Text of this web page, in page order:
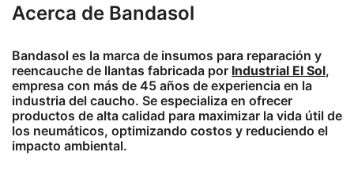
Acerca de Bandasol
Bandasol es la marca de insumos para reparación y
reencauche de llantas fabricada por Industrial El Sol,
empresa con más de 45 años de experiencia en la
industria del caucho. Se especializa en ofrecer
productos de alta calidad para maximizar la vida útil de
los neumáticos, optimizando costos y reduciendo el
impacto ambiental.